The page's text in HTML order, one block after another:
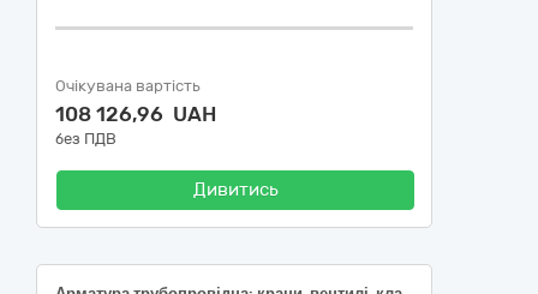
Очікувана вартість
108 126,96 UAH
без ПДВ
Дивитись